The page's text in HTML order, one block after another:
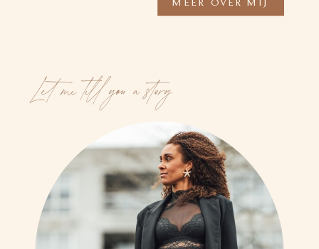
MEER OVER MIJ
Let me tell you a story